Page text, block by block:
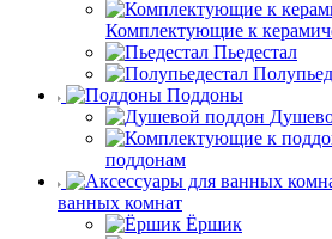
Комплектующие к
Пьедестал
Поддоны
поддонам
ванных комнат
Ёршик